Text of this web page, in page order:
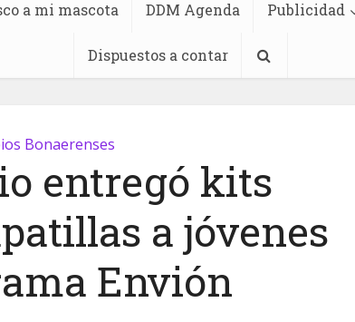
a mi mascota DDM Agenda Publicidad
Dispuestos a contar
Bonaerenses
entregó kits
a jóvenes
Envión